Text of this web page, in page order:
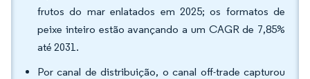
frutos do mar enlatados em 2025; os formatos de
peixe inteiro estão avançando a um CAGR de 7,85%
até 2031.
Por canal de distribuição, o canal off-trade capturou